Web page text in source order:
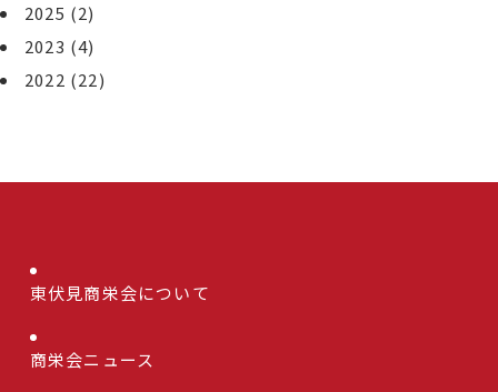
2025 (2)
2023 (4)
2022 (22)
東伏見商栄会について
商栄会ニュース